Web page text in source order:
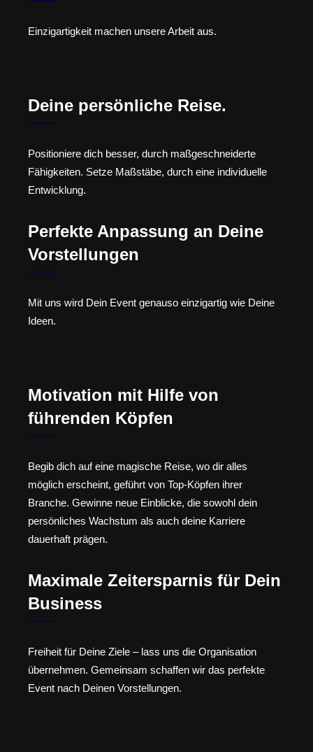
Einzigartigkeit machen unsere Arbeit aus.
Deine persönliche Reise.
Positioniere dich besser, durch maßgeschneiderte
Fähigkeiten. Setze Maßstäbe, durch eine individuelle
Entwicklung.
Perfekte Anpassung an Deine
Vorstellungen
Mit uns wird Dein Event genauso einzigartig wie Deine
Ideen.
Motivation mit Hilfe von
führenden Köpfen
Begib dich auf eine magische Reise, wo dir alles
möglich erscheint, geführt von Top-Köpfen ihrer
Branche. Gewinne neue Einblicke, die sowohl dein
persönliches Wachstum als auch deine Karriere
dauerhaft prägen.
Maximale Zeitersparnis für Dein
Business
Freiheit für Deine Ziele – lass uns die Organisation
übernehmen. Gemeinsam schaffen wir das perfekte
Event nach Deinen Vorstellungen.